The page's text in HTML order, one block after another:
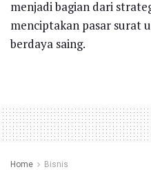
menjadi bagian dari
menciptakan pasar surat
berdaya saing.
Home Bisnis